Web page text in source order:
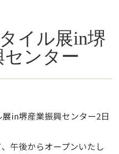
イル展in堺
センター
in堺産業振興センター2日
午後からオープンいたし